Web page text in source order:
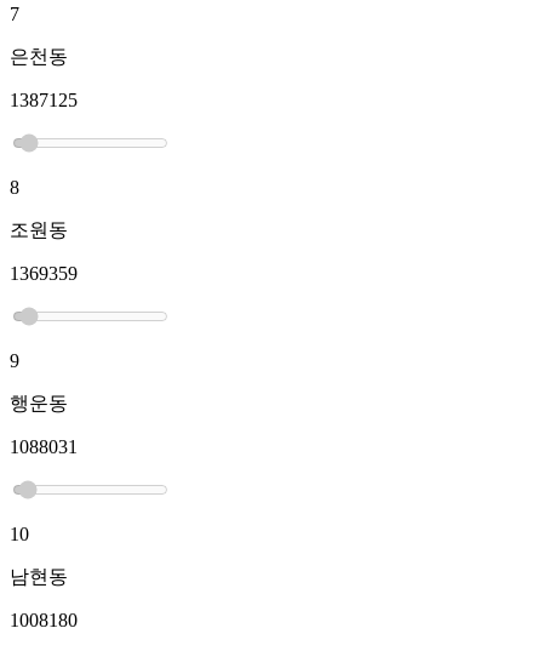
7
은천동
1387125
8
조원동
1369359
9
행운동
1088031
10
남현동
1008180